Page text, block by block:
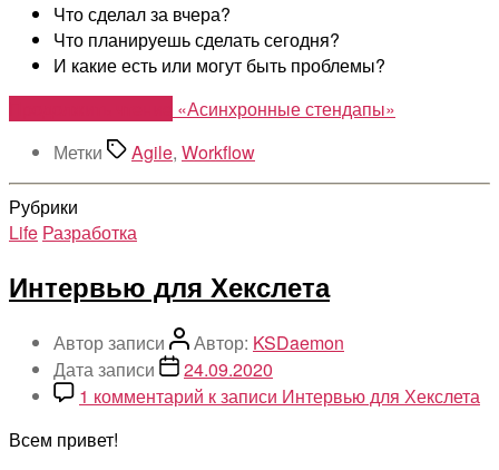
Что сделал за вчера?
Что планируешь сделать сегодня?
И какие есть или могут быть проблемы?
«Асинхронные стендапы»
Метки
Agile, Workflow
Рубрики
Life Разработка
Интервью для Хекслета
Автор записи Автор: KSDaemon
Дата записи
24.09.2020
1 комментарий к записи Интервью для Хекслета
Всем привет!